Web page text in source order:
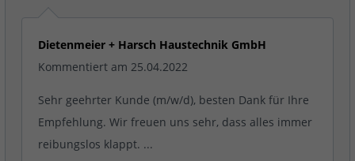
Dietenmeier + Harsch Haustechnik GmbH
Kommentiert am 25.04.2022
Sehr geehrter Kunde (m/w/d), besten Dank für Ihre
Empfehlung. Wir freuen uns sehr, dass alles immer
reibungslos klappt. ...